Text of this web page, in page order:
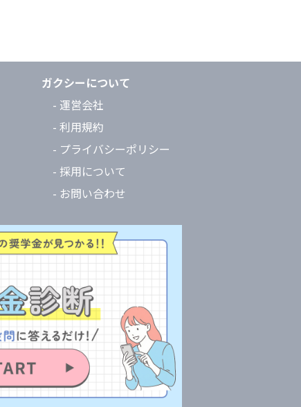
ガクシーについて
- 運営会社
- 利用規約
- プライバシーポリシー
- 採用について
- お問い合わせ